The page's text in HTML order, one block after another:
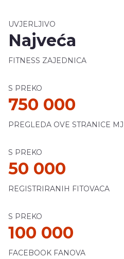
UVJERLJIVO
Najveća
FITNESS ZAJEDNICA
S PREKO
750 000
PREGLEDA OVE STRANICE
S PREKO
50 000
REGISTRIRANIH FITOVACA
S PREKO
100 000
FACEBOOK FANOVA